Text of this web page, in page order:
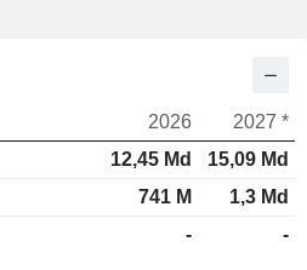
2026
2027 *
12,45 Md
15,09 Md
741 M
1,3 Md
- -